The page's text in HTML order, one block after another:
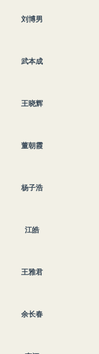
刘博男
武本成
王晓辉
董朝霞
杨子浩
江皓
王雅君
余长春